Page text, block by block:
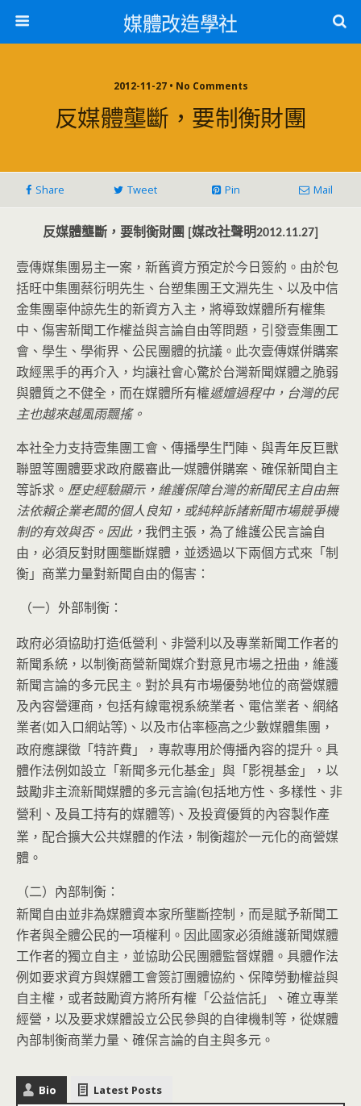
媒體改造學社
2012-11-27 • No Comments
反媒體壟斷，要制衡財團
Share Tweet Pin Mail
反媒體壟斷，要制衡財團 媒改社聲明2012.11.27]
壹傳媒集團易主一案，新舊資方預定於今日簽約。 由於包
括旺中集團蔡衍明先生、台塑集團王文淵先生、 以及中信
金集團辜仲諒先生的新資方入主，將導致媒體所有權集
中、 傷害新聞工作權益與言論自由等問題，引發壹集團工
會、學生、 學術界、公民團體的抗議。此次壹傳媒併購案
政經黑手的再介入， 均讓社會心驚於台灣新聞媒體之脆弱
與體質之不健全， 而在媒體所有權遞嬗過程中，台灣的民
主也越來越風雨飄搖。
本社全力支持壹集團工會、傳播學生鬥陣、 與青年反巨獸
聯盟等團體要求政府嚴審此一媒體併購案、 確保新聞自主
等訴求。 歷史經驗顯示， 維護保障台灣的新聞民主自由無
法依賴企業老闆的個人良知， 或純粹訴諸新聞市場競爭機
制的有效與否。因此， 我們主張， 為了維護公民言論自
由，必須反對財團壟斷媒體， 並透過以下兩個方式來「制
衡」商業力量對新聞自由的傷害：
（一） 外部制衡：
政府必須協助打造低營利、非營利以及專業新聞工作者的
新聞系統， 以制衡商營新聞媒介對意見市場之扭曲，維護
新聞言論的多元民主。 對於具有市場優勢地位的商營媒體
及內容營運商， 包括有線電視系統業者、電信業者、網絡
業者(如入口網站等) 、 以及市佔率極高之少數媒體集團，
政府應課徵「特許費」， 專款專用於傳播內容的提升。具
體作法例如設立「新聞多元化基金」 與「影視基金」，以
鼓勵非主流新聞媒體的多元言論(包括地方性、 多樣性、非
營利、及員工持有的媒體等) 、 及投資優質的內容製作產
業，配合擴大公共媒體的作法， 制衡趨於一元化的商營媒
體。
（二） 內部制衡：
新聞自由並非為媒體資本家所壟斷控制， 而是賦予新聞工
作者與全體公民的一項權利。 因此國家必須維護新聞媒體
工作者的獨立自主， 並協助公民團體監督媒體。 具體作法
例如要求資方與媒體工會簽訂團體協約、 保障勞動權益與
自主權，或者鼓勵資方將所有權「公益信託」、 確立專業
經營，以及要求媒體設立公民參與的自律機制等， 從媒體
內部制衡商業力量、確保言論的自主與多元。
Bio Latest Posts